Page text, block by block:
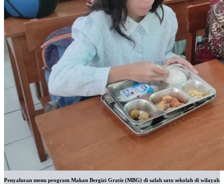
Penyaluran menu program Makan Bergizi Gratis (MBG) di salah satu sekolah di wilayah